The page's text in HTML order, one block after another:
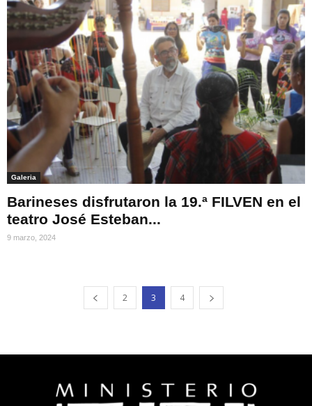
Galeria
Barineses disfrutaron la 19.ª FILVEN en el
teatro José Esteban...
9 marzo, 2024
2 3 4